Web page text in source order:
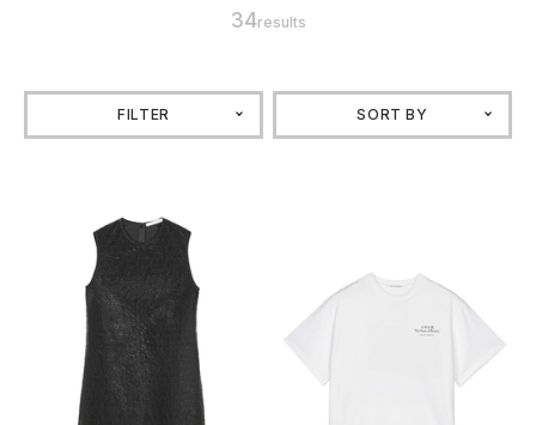
34results
FILTER SORT BY